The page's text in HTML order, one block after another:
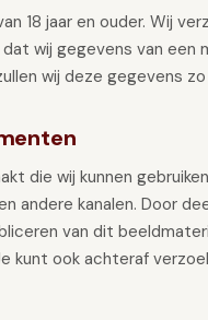
18 jaar en ouder. Wij
wij gegevens van een
wij deze gegevens
die wij kunnen
andere kanalen. Door
van dit
kunt ook achteraf